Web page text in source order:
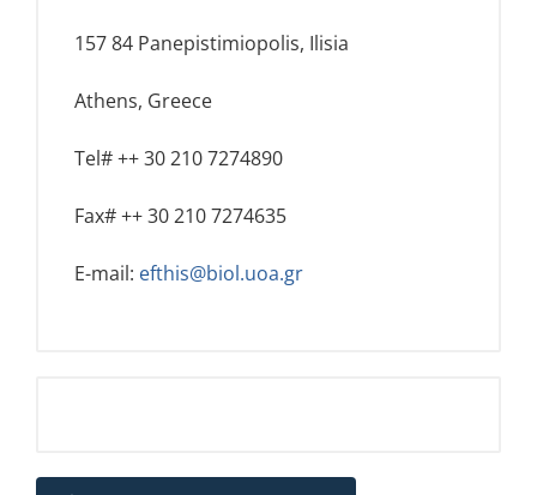
157 84 Panepistimiopolis, Ilisia
Athens, Greece
Tel# ++ 30 210 7274890
Fax# ++ 30 210 7274635
E-mail: efthis@biol.uoa.gr